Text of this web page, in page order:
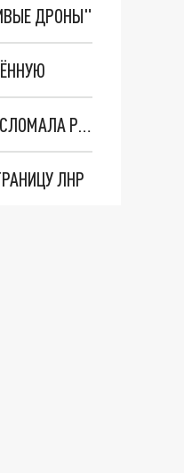
ДРОНЫ"
ДРАКА В АВТОБУСЕ: САХАЛИНКА С КОЛЯСКОЙ СХВАТИЛА ЖЕНЩИНУ ЗА ВОЛОСЫ И СЛОМАЛА РУКУ
ЛНР